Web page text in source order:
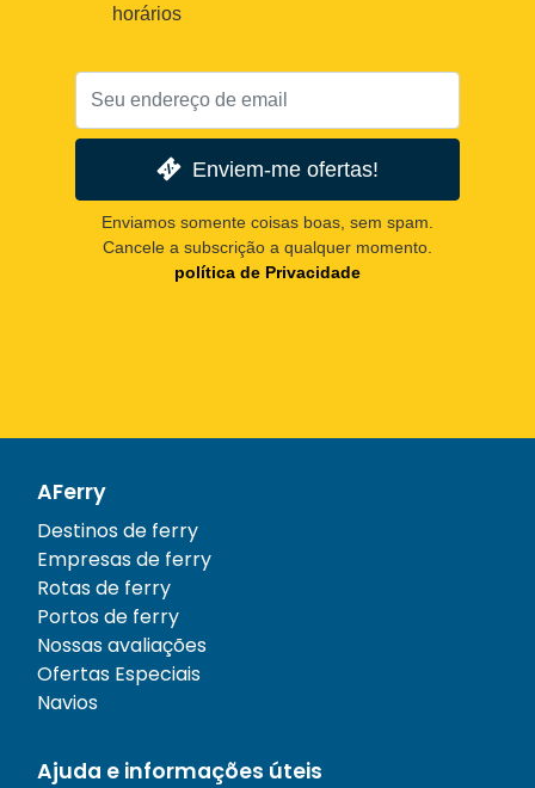
horários
Enviem-me ofertas!
Enviamos somente coisas boas, sem spam.
Cancele a subscrição a qualquer momento.
política de Privacidade
AFerry
Destinos de ferry
Empresas de ferry
Rotas de ferry
Portos de ferry
Nossas avaliações
Ofertas Especiais
Navios
Ajuda e informações úteis